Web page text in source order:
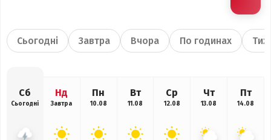
Сьогодні Завтра Вчора По годинах
Сб
Сьогодні
Нд
Завтра
Пн
10.08
Вт
11.08
Ср
12.08
Чт
13.08
Пт
14.08